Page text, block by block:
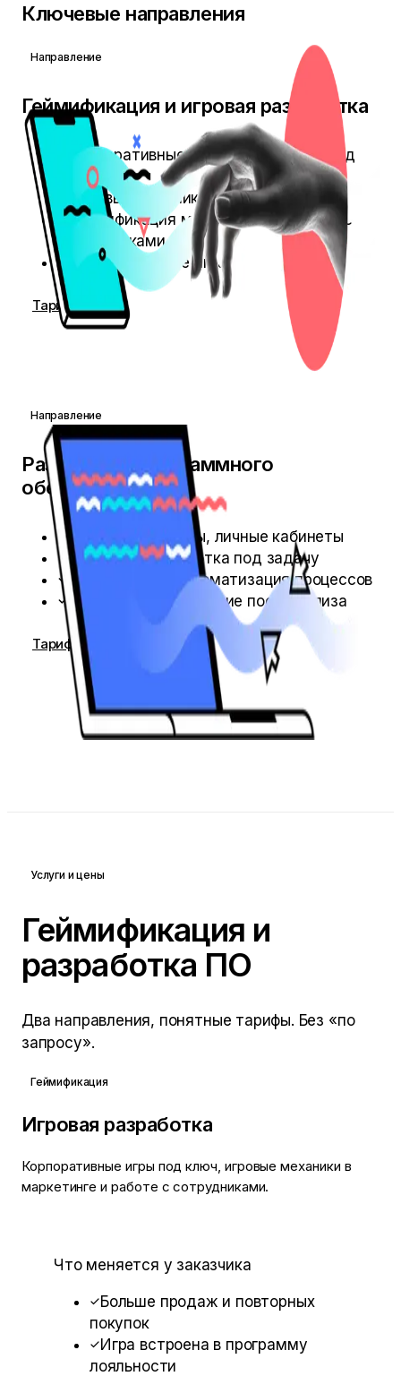
Ключевые направления
Направление
Геймификация и игровая разработка
Корпоративные игры для брендов под
ключ
Игровые механики и сценарии
Геймификация маркетинга и работы с
сотрудниками
Игры, в которые играют миллионы
Тарифы →
Направление
Разработка программного
обеспечения
Порталы, сервисы, личные кабинеты
Заказная разработка под задачу
Интеграции и автоматизация процессов
Поддержка и развитие после релиза
Тарифы →
Услуги и цены
Геймификация и
разработка ПО
Два направления, понятные тарифы. Без «по
запросу».
Геймификация
Игровая разработка
Корпоративные игры под ключ, игровые механики в
маркетинге и работе с сотрудниками.
Что меняется у заказчика
Больше продаж и повторных
покупок
Игра встроена в программу
лояльности